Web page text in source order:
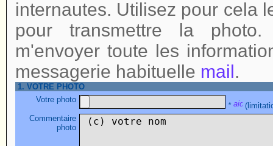
internautes. Utilisez pour cela
pour transmettre la
m'envoyer toute les
messagerie habituelle mail.
1. VOTRE PHOTO
Votre photo
*
Commentaire
photo